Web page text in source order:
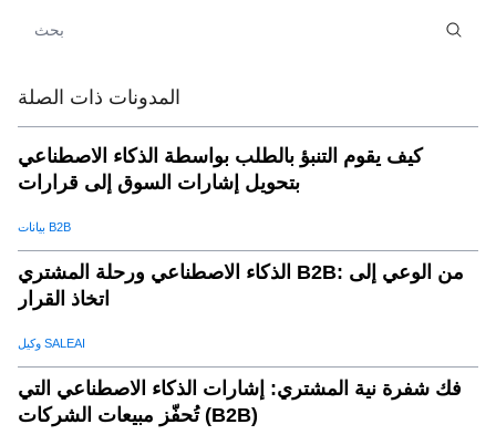
ابدأ في توسيع نطاق مبيعاتك العالمية اليوم
المدونات ذات الصلة
كيف يقوم التنبؤ بالطلب بواسطة الذكاء الاصطناعي
بتحويل إشارات السوق إلى قرارات
بيانات B2B
الذكاء الاصطناعي ورحلة المشتري B2B: من الوعي إلى
اتخاذ القرار
وكيل SALEAI
فك شفرة نية المشتري: إشارات الذكاء الاصطناعي التي
تُحفّز مبيعات الشركات (B2B)